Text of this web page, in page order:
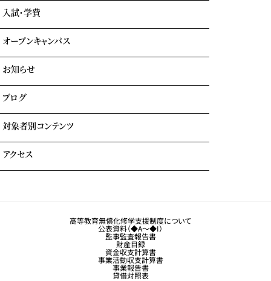
テーマパーク科
就職内定実績一覧
入試・学費
学費について
自立進学サポート
各種奨学金・教育ローン・給付金
よくある質問
オープンキャンパス
イベント参加時のサポート
お知らせ
ブログ
対象者別コンテンツ
大学生・社会人の方へ
観光業界 進学ガイドブック
アクセス
高等教育無償化修学支援制度について
公表資料（◆A～◆I）
監事監査報告書
財産目録
資金収支計算書
事業活動収支計算書
事業報告書
貸借対照表